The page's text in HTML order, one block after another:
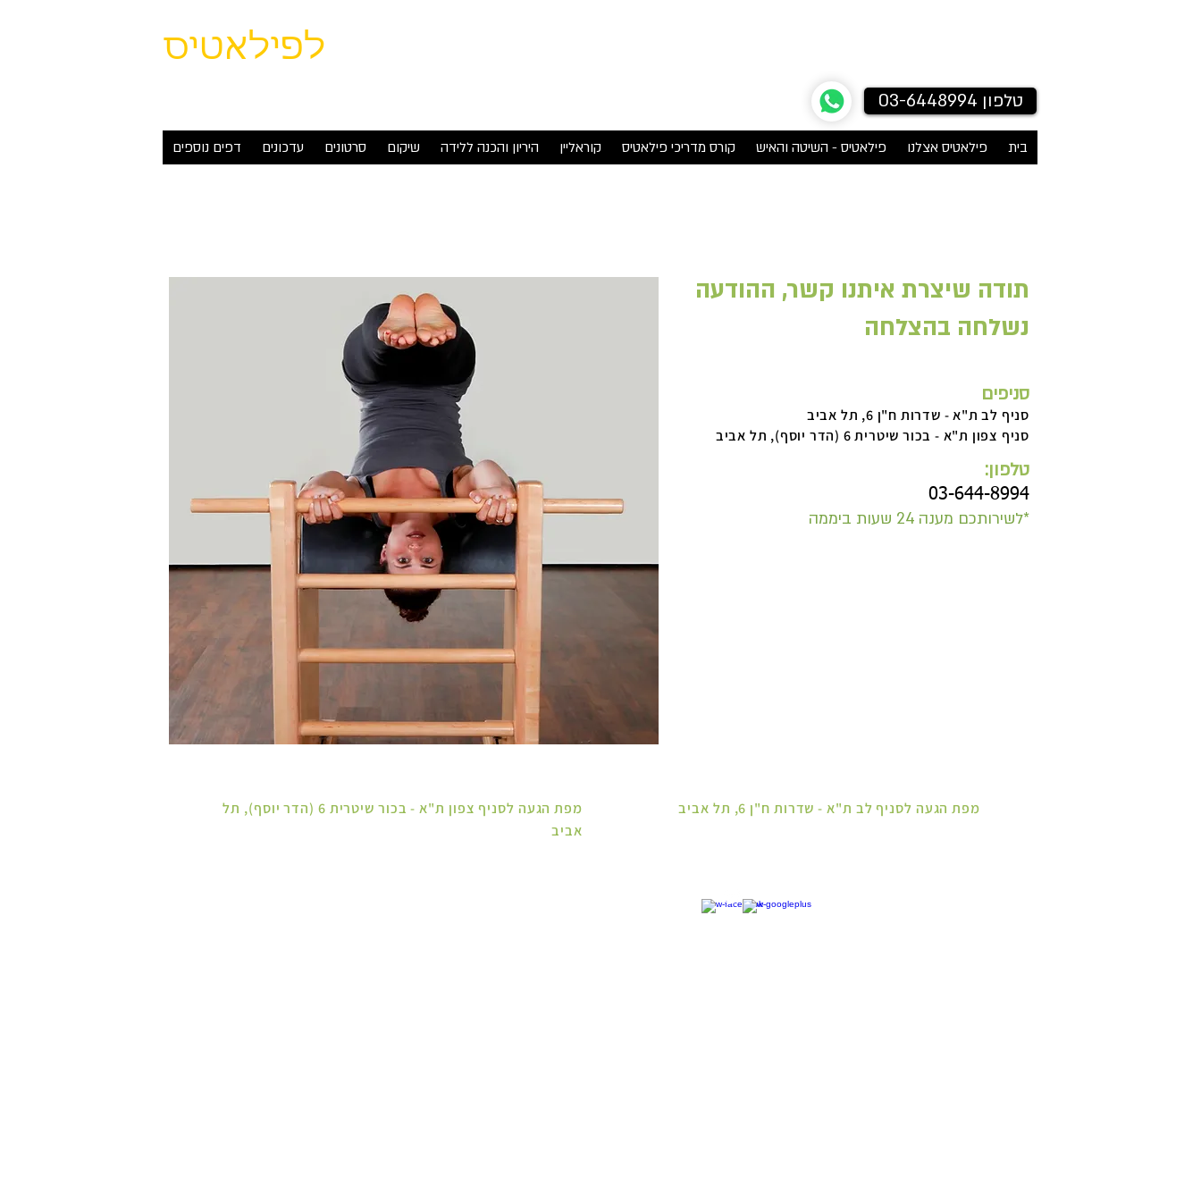
לפילאטיס
טלפון 03-6448994
תודה שיצרת איתנו קשר, ההודעה
נשלחה בהצלחה
סניפים
סניף לב ת"א - שדרות ח"ן 6, תל אביב
סניף צפון ת"א - בכור שיטרית 6 (הדר יוסף), תל אביב
טלפון:
03-644-8994
​*לשירותכם מענה 24 שעות ביממה
מפת הגעה לסניף צפון ת"א - בכור שיטרית 6 (הדר יוסף), תל
אביב
מפת הגעה לסניף לב ת"א - שדרות ח"ן 6, תל אביב
בית פילאטיס אצלנו פילאטיס - השיטה והאיש קורס מדריכי פילאטיס קוראליין היריון והכנה ללידה שיקום סרטונים עדכונים דפים נוספים